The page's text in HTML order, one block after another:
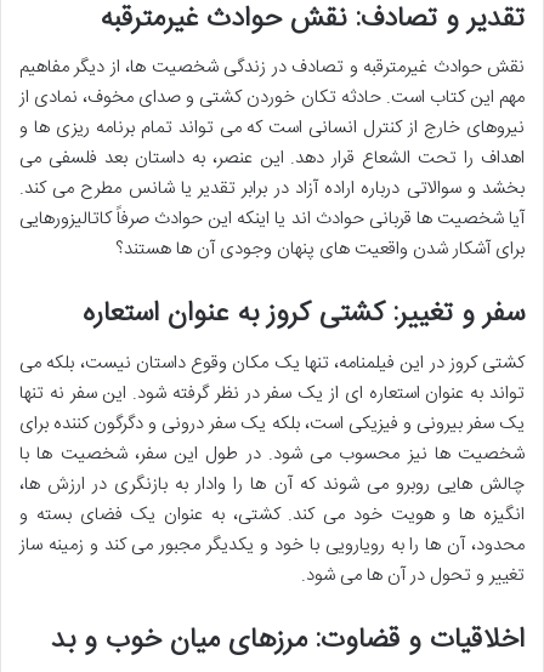
تقدیر و تصادف: نقش حوادث غیرمترقبه
نقش حوادث غیرمترقبه و تصادف در زندگی شخصیت ها، از دیگر مفاهیم
مهم این کتاب است. حادثه تکان خوردن کشتی و صدای مخوف، نمادی از
نیروهای خارج از کنترل انسانی است که می تواند تمام برنامه ریزی ها و
اهداف را تحت الشعاع قرار دهد. این عنصر، به داستان بعد فلسفی می
بخشد و سوالاتی درباره اراده آزاد در برابر تقدیر یا شانس مطرح می کند.
آیا شخصیت ها قربانی حوادث اند یا اینکه این حوادث صرفاً کاتالیزورهایی
برای آشکار شدن واقعیت های پنهان وجودی آن ها هستند؟
سفر و تغییر: کشتی کروز به عنوان استعاره
کشتی کروز در این فیلمنامه، تنها یک مکان وقوع داستان نیست، بلکه می
تواند به عنوان استعاره ای از یک سفر در نظر گرفته شود. این سفر نه تنها
یک سفر بیرونی و فیزیکی است، بلکه یک سفر درونی و دگرگون کننده برای
شخصیت ها نیز محسوب می شود. در طول این سفر، شخصیت ها با
چالش هایی روبرو می شوند که آن ها را وادار به بازنگری در ارزش ها،
انگیزه ها و هویت خود می کند. کشتی، به عنوان یک فضای بسته و
محدود، آن ها را به رویارویی با خود و یکدیگر مجبور می کند و زمینه ساز
تغییر و تحول در آن ها می شود.
اخلاقیات و قضاوت: مرزهای میان خوب و بد